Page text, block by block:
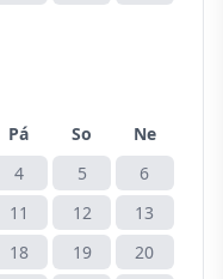
Pá So
Ne
4 5
6
11 12
13
18 19
20